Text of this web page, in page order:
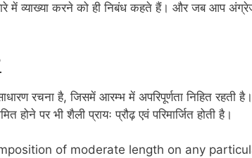
में व्याख्या करने को ही निबंध कहते हैं। और जब आप
रचना है, जिसमें आरम्भ में अपरिपूर्णता निहित रहती
होने पर भी शैली प्रायः प्रौढ़ एवं परिमार्जित होती है।
of moderate length on any